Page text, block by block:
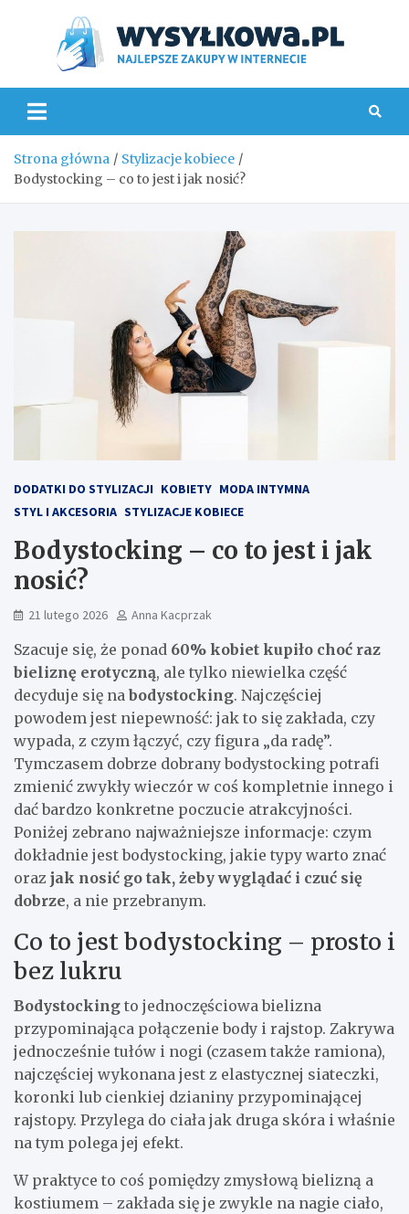
Strona główna
Stylizacje kobiece
Bodystocking – co to jest i jak nosić?
DODATKI DO STYLIZACJI KOBIETY MODA INTYMNA
STYL I AKCESORIA STYLIZACJE KOBIECE
Bodystocking – co to jest i jak
nosić?
21 lutego 2026 Anna Kacprzak
Szacuje się, że ponad 60% kobiet kupiło choć raz
bieliznę erotyczną, ale tylko niewielka część
decyduje się na bodystocking. Najczęściej
powodem jest niepewność: jak to się zakłada, czy
wypada, z czym łączyć, czy figura „da radę”.
Tymczasem dobrze dobrany bodystocking potrafi
zmienić zwykły wieczór w coś kompletnie innego i
dać bardzo konkretne poczucie atrakcyjności.
Poniżej zebrano najważniejsze informacje: czym
dokładnie jest bodystocking, jakie typy warto znać
oraz jak nosić go tak, żeby wyglądać i czuć się
dobrze, a nie przebranym.
Co to jest bodystocking – prosto i
bez lukru
Bodystocking to jednoczęściowa bielizna
przypominająca połączenie body i rajstop. Zakrywa
jednocześnie tułów i nogi (czasem także ramiona),
najczęściej wykonana jest z elastycznej siateczki,
koronki lub cienkiej dzianiny przypominającej
rajstopy. Przylega do ciała jak druga skóra i właśnie
na tym polega jej efekt.
W praktyce to coś pomiędzy zmysłową bielizną a
kostiumem – zakłada się je zwykle na nagie ciało,